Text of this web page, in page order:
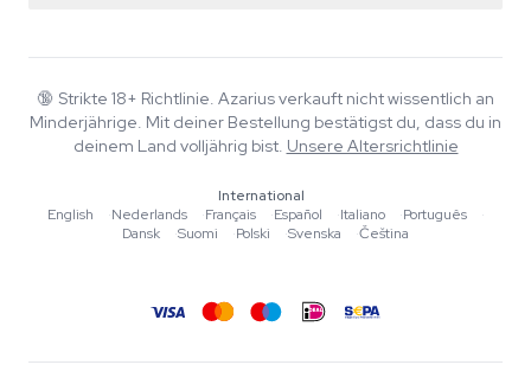
FAQ
Datenschutzrichtlinie
Wiki
Blog
Musik
Redaktionelle Standards
Tools & Rechner
🔞 Strikte 18+ Richtlinie. Azarius verkauft nicht wissentlich an
Minderjährige. Mit deiner Bestellung bestätigst du, dass du in
deinem Land volljährig bist. Unsere Altersrichtlinie
International
English
·Nederlands ·Français ·Español ·Italiano ·Português
·
Dansk
·Suomi ·Polski ·Svenska ·Čeština